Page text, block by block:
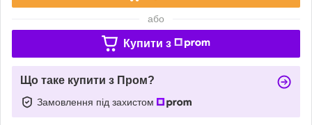
або
Купити з
Що таке купити з Пром?
Замовлення під захистом